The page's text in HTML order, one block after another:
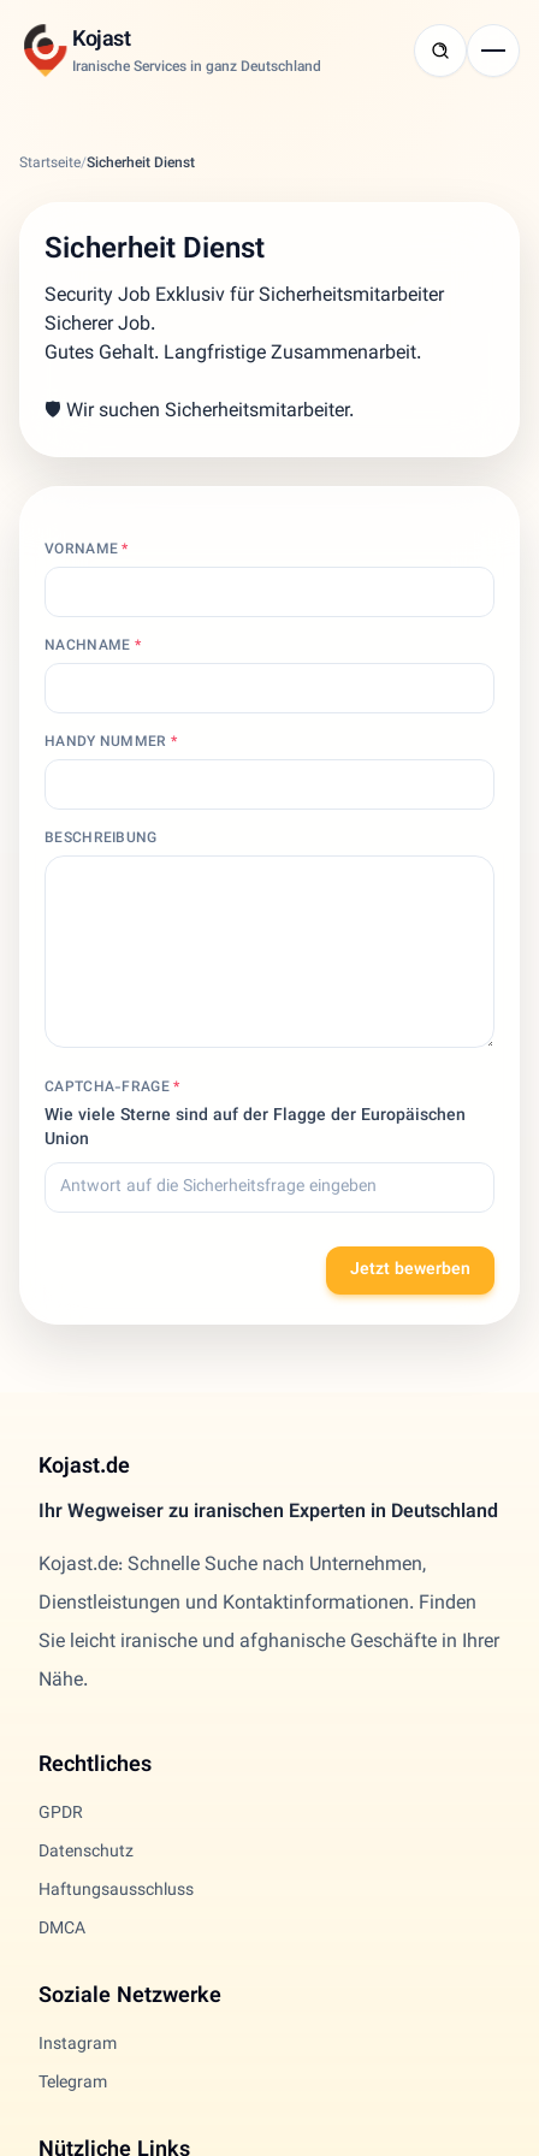
Kojast
Iranische Services in ganz Deutschland
Startseite/Sicherheit Dienst
Sicherheit Dienst
Security Job Exklusiv für Sicherheitsmitarbeiter
Sicherer Job.
Gutes Gehalt. Langfristige Zusammenarbeit.
🛡️ Wir suchen Sicherheitsmitarbeiter.
VORNAME*
NACHNAME *
HANDY NUMMER *
BESCHREIBUNG
CAPTCHA-FRAGE*
Wie viele Sterne sind auf der Flagge der Europäischen
Union
Jetzt bewerben
Kojast.de
Ihr Wegweiser zu iranischen Experten in Deutschland
Kojast.de: Schnelle Suche nach Unternehmen,
Dienstleistungen und Kontaktinformationen. Finden
Sie leicht iranische und afghanische Geschäfte in Ihrer
Nähe.
Rechtliches
GPDR
Datenschutz
Haftungsausschluss
DMCA
Soziale Netzwerke
Instagram
Telegram